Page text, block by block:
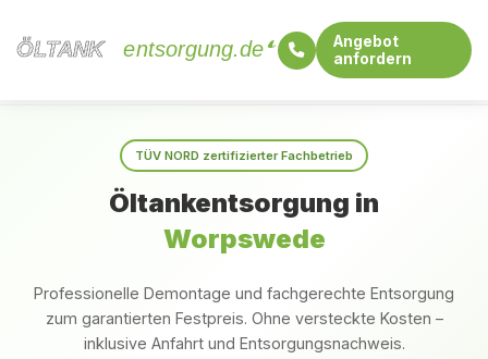
ÖLTANK
ÖLTANK entsorgung.de
Angebot
anfordern
TÜV NORD zertifizierter Fachbetrieb
Öltankentsorgung in
Worpswede
Professionelle Demontage und fachgerechte Entsorgung
zum garantierten Festpreis. Ohne versteckte Kosten –
inklusive Anfahrt und Entsorgungsnachweis.